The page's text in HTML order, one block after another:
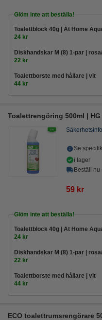
Glöm inte att beställa!
Toalettblock 40g | At Home
24 kr
Diskhandskar M (8) 1-par |
22 kr
Toalettborste med hållare | vit
44 kr
Toalettrengöring 500ml | HG
Se
i lager
Beställ nu
59 kr
Glöm inte att beställa!
Toalettblock 40g | At Home
24 kr
Diskhandskar M (8) 1-par |
22 kr
Toalettborste med hållare | vit
44 kr
ECO toalettrumsrengörare